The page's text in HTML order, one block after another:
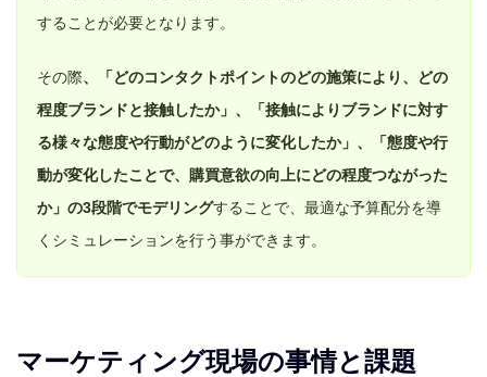
することが必要となります。
その際、「どのコンタクトポイントのどの施策により、どの
程度ブランドと接触したか」、「接触によりブランドに対す
る様々な態度や行動がどのように変化したか」、「態度や行
動が変化したことで、購買意欲の向上にどの程度つながった
か」の3段階でモデリングすることで、最適な予算配分を導
くシミュレーションを行う事ができます。
マーケティング現場の事情と課題